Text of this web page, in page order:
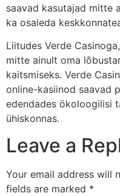
saavad kasutajad mitte
ka osaleda
Liitudes Verde
mitte ainult oma
kaitsmiseks. Verde
online-kasiinod saavad
edendades ökoloogilisi
ühiskonnas.
Leave a
Your email address will
fields are marked *